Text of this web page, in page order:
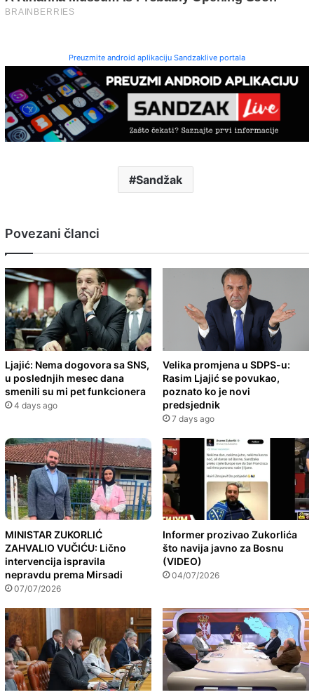
Preuzmite android aplikaciju Sandzaklive portala
Sandžak
Povezani članci
Ljajić: Nema dogovora sa SNS,
u poslednjih mesec dana
smenili su mi pet funkcionera
4 days ago
Velika promjena u SDPS-u:
Rasim Ljajić se povukao,
poznato ko je novi
predsjednik
7 days ago
MINISTAR ZUKORLIĆ
ZAHVALIO VUČIĆU: Lično
intervencija ispravila
nepravdu prema Mirsadi
07/07/2026
Informer prozivao Zukorlića
što navija javno za Bosnu
(VIDEO)
04/07/2026